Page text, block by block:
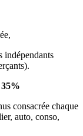
indépendants
35%
consacrée chaque
auto, conso,